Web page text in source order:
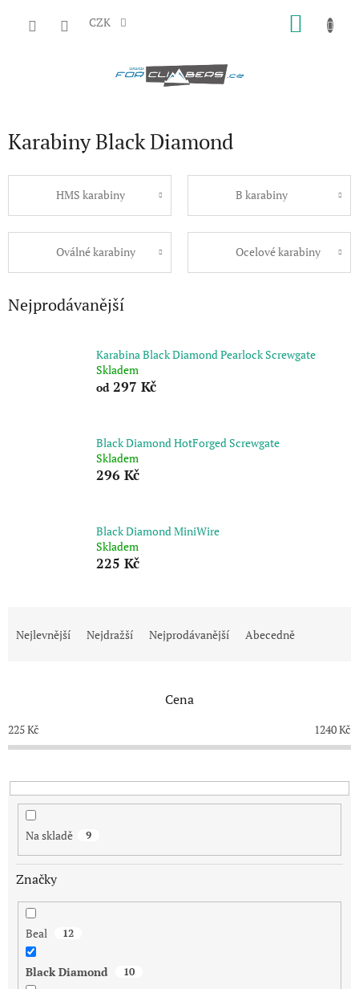
CZK
Karabiny Black Diamond
HMS karabiny B karabiny
Oválné karabiny Ocelové karabiny
Nejprodávanější
Karabina Black Diamond Pearlock Screwgate
Skladem
od297 Kč
Black Diamond HotForged Screwgate
Skladem
296 Kč
Black Diamond MiniWire
Skladem
225 Kč
p
r
o
u
Nejlevnější Nejdražší Nejprodávanější Abecedně
Cena
225Kč 1240Kč
Na skladě 9
Značky
Beal 12
Black Diamond 10